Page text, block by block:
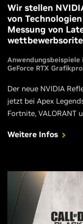
Wir stellen
von
Messung von
GeForce RTX
Der neue NVIDIA
jetzt bei Apex
Fortnite, VALORANT
Weitere Infos